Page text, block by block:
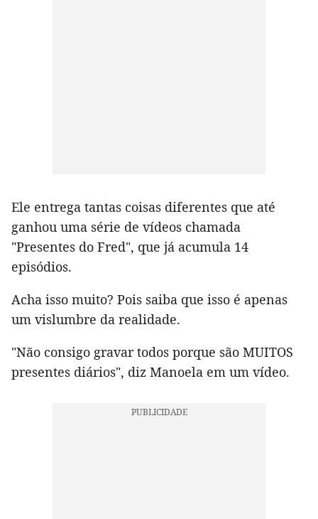
Ele entrega tantas coisas diferentes que até
ganhou uma série de vídeos chamada
"Presentes do Fred", que já acumula 14
episódios.
Acha isso muito? Pois saiba que isso é apenas
um vislumbre da realidade.
"Não consigo gravar todos porque são MUITOS
presentes diários", diz Manoela em um vídeo.